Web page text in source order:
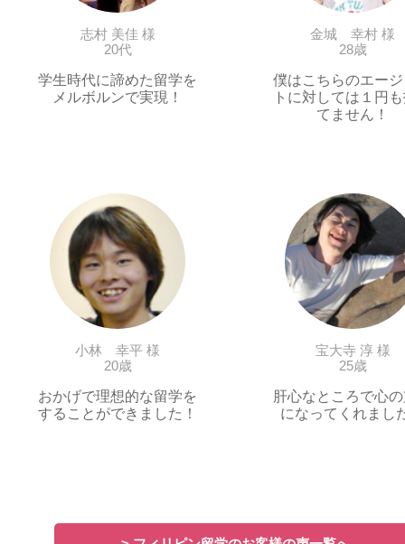
志村 美佳 様
20代
学生時代に諦めた留学を
メルボルンで実現！
金城 幸村 様
28歳
僕はこちらのエー
トに対しては１円
てません！
小林 幸平 様
20歳
おかげで理想的な留学を
することができました！
宝大寺 淳 様
25歳
肝心なところで心
になってくれまし